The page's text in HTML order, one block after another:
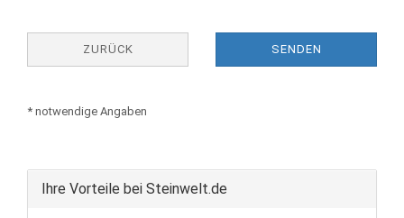
ZURÜCK SENDEN
* notwendige Angaben
Ihre Vorteile bei Steinwelt.de